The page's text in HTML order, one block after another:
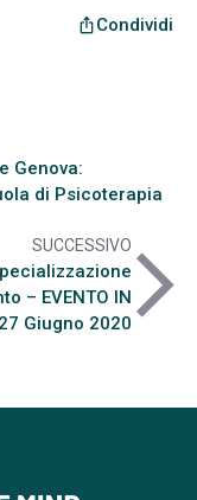
ios_shareCondividi
Genova:
di Psicoterapia
SUCCESSIVO
– EVENTO IN
27 Giugno 2020arrow_forward_ios